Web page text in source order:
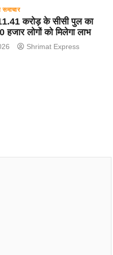
समाचार
करोड़ के सीसी पुल का
हजार लोगों को मिलेगा लाभ
Shrimat Express